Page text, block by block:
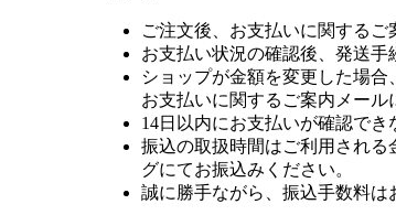
ご注文後、お支払いに関するご
お支払い状況の確認後、発送手
ショップが金額を変更した場
お支払いに関するご案内メール
14日以内にお支払いが確認でき
振込の取扱時間はご利用され
グにてお振込みください。
誠に勝手ながら、振込手数料は